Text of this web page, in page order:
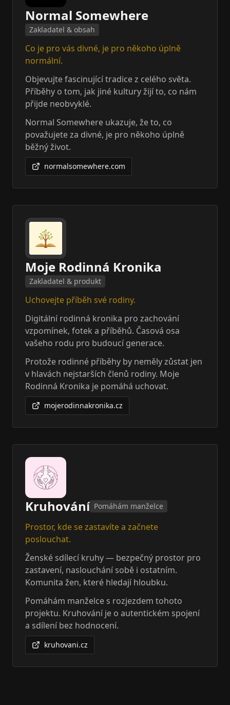
Normal Somewhere
Zakladatel & obsah
Co je pro vás divné, je pro někoho úplně
normální.
Objevujte fascinující tradice z celého světa.
Příběhy o tom, jak jiné kultury žijí to, co nám
přijde neobvyklé.
Normal Somewhere ukazuje, že to, co
považujete za divné, je pro někoho úplně
běžný život.
normalsomewhere.com
Moje Rodinná Kronika
Zakladatel & produkt
Uchovejte příběh své rodiny.
Digitální rodinná kronika pro zachování
vzpomínek, fotek a příběhů. Časová osa
vašeho rodu pro budoucí generace.
Protože rodinné příběhy by neměly zůstat jen
v hlavách nejstarších členů rodiny. Moje
Rodinná Kronika je pomáhá uchovat.
mojerodinnakronika.cz
Kruhování Pomáhám manželce
Prostor, kde se zastavíte a začnete
poslouchat.
Ženské sdílecí kruhy — bezpečný prostor pro
zastavení, naslouchání sobě i ostatním.
Komunita žen, které hledají hloubku.
Pomáhám manželce s rozjezdem tohoto
projektu. Kruhování je o autentickém spojení
a sdílení bez hodnocení.
kruhovani.cz